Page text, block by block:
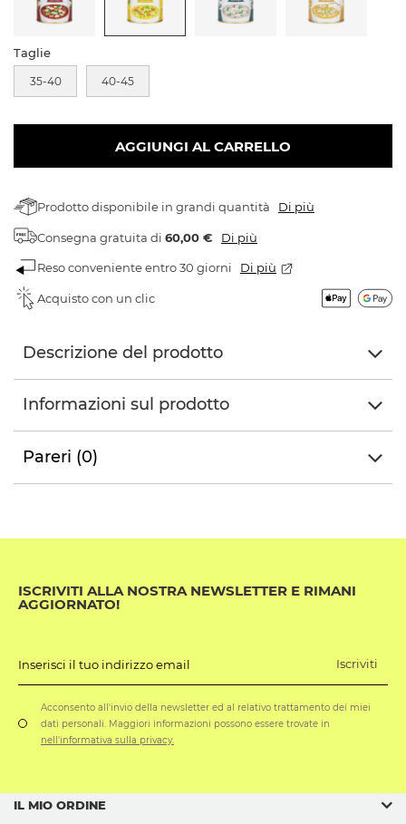
Taglie
35-40 40-45
AGGIUNGI AL CARRELLO
Prodotto disponibile in grandi quantità Di più
Consegna gratuita di 60,00 € Di più
Reso conveniente entro 30 giorni Di più
Acquisto con un clic
Descrizione del prodotto
Informazioni sul prodotto
Pareri (0)
ISCRIVITI ALLA NOSTRA NEWSLETTER E RIMANI
AGGIORNATO!
Inserisci il tuo indirizzo email Iscriviti
Acconsento all'invio della newsletter ed al relativo trattamento dei miei
dati personali. Maggiori informazioni possono essere trovate in
nell'informativa sulla privacy.
IL MIO ORDINE